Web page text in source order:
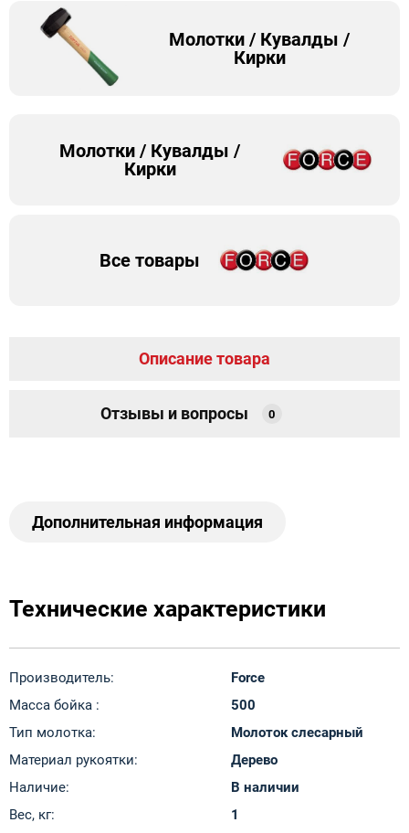
Молотки / Кувалды /
Кирки
Молотки / Кувалды /
Кирки
Все товары
Описание товара
Отзывы и вопросы 0
Дополнительная информация
Технические характеристики
Производитель:
Force
Масса бойка :
500
Тип молотка:
Молоток слесарный
Материал рукоятки:
Дерево
Наличие:
В наличии
Вес, кг:
1